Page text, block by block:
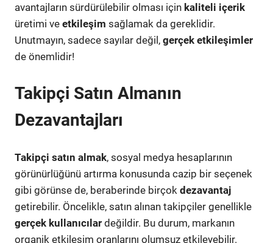
avantajların sürdürülebilir olması için kaliteli içerik
üretimi ve etkileşim sağlamak da gereklidir.
Unutmayın, sadece sayılar değil, gerçek etkileşimler
de önemlidir!
Takipçi Satın Almanın
Dezavantajları
Takipçi satın almak, sosyal medya hesaplarının
görünürlüğünü artırma konusunda cazip bir seçenek
gibi görünse de, beraberinde birçok dezavantaj
getirebilir. Öncelikle, satın alınan takipçiler genellikle
gerçek kullanıcılar değildir. Bu durum, markanın
organik etkileşim oranlarını olumsuz etkileyebilir.